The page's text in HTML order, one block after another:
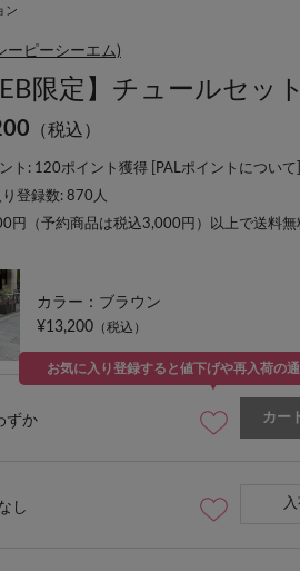
ン
ーピーシーエム)
限定】チュールセッ
（税込）
ト: 120ポイント獲得 [ PALポイントについて
登録数: 870 人
円（予約商品は税込3,000円）以上で送料無
カラー：ブラウン
¥13,200 （税込）
ずか
お気に入り登録すると値下げや再入荷の
カー
し